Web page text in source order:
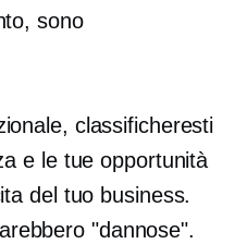
sono
classificheresti
e le tue opportunità
del tuo business.
"dannose".